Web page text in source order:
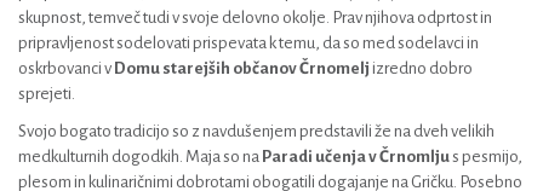
skupnost, temveč tudi v svoje delovno okolje. Prav njihova odprtost in
pripravljenost sodelovati prispevata k temu, da so med sodelavci in
oskrbovanci v Domu starejših občanov Črnomelj izredno dobro
sprejeti.
Svojo bogato tradicijo so z navdušenjem predstavili že na dveh velikih
medkulturnih dogodkih. Maja so na Paradi učenja v Črnomljus pesmijo,
plesom in kulinaričnimi dobrotami obogatili dogajanje na Gričku. Posebno